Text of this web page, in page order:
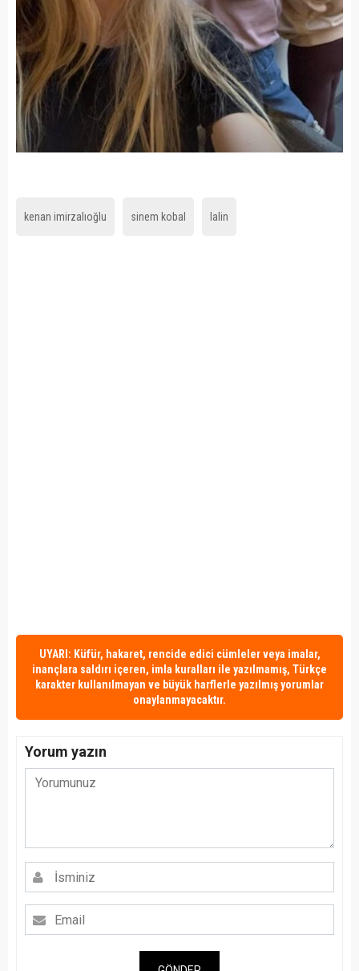
kenan imirzalıoğlu sinem kobal lalin
UYARI: Küfür, hakaret, rencide edici cümleler veya imalar,
inançlara saldırı içeren, imla kuralları ile yazılmamış, Türkçe
karakter kullanılmayan ve büyük harflerle yazılmış yorumlar
onaylanmayacaktır.
Yorum yazın